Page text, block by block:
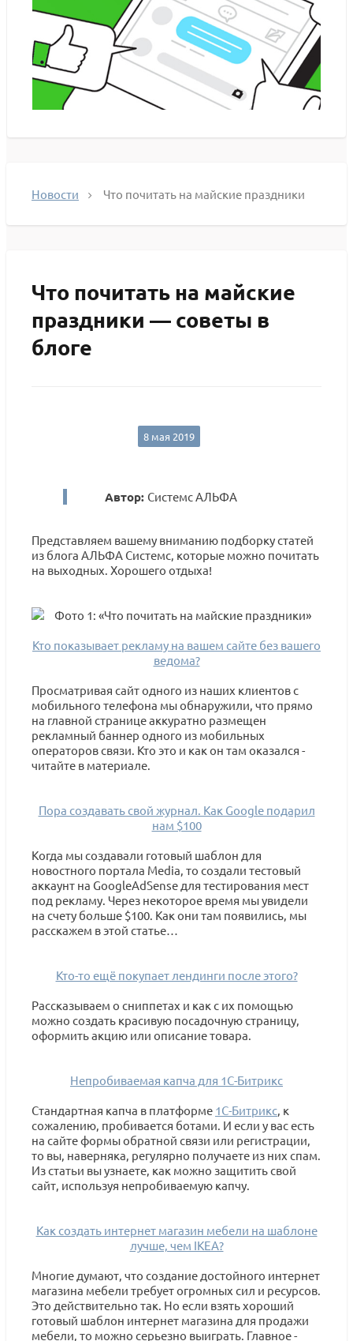
Новости Что почитать на майские праздники
Что почитать на майские
праздники — советы в
блоге
8 мая 2019
Автор: Системс АЛЬФА
Представляем вашему вниманию подборку статей
из блога АЛЬФА Системс, которые можно почитать
на выходных. Хорошего отдыха!
Кто показывает рекламу на вашем сайте без вашего
ведома?
Просматривая сайт одного из наших клиентов с
мобильного телефона мы обнаружили, что прямо
на главной странице аккуратно размещен
рекламный баннер одного из мобильных
операторов связи. Кто это и как он там оказался -
читайте в материале.
Пора создавать свой журнал. Как Google подарил
нам $100
Когда мы создавали готовый шаблон для
новостного портала Media, то создали тестовый
аккаунт на GoogleAdSense для тестирования мест
под рекламу. Через некоторое время мы увидели
на счету больше $100. Как они там появились, мы
расскажем в этой статье…
Кто-то ещё покупает лендинги после этого?
Рассказываем о сниппетах и как с их помощью
можно создать красивую посадочную страницу,
оформить акцию или описание товара.
Непробиваемая капча для 1С-Битрикс
Стандартная капча в платформе 1С-Битрикс, к
сожалению, пробивается ботами. И если у вас есть
на сайте формы обратной связи или регистрации,
то вы, наверняка, регулярно получаете из них спам.
Из статьи вы узнаете, как можно защитить свой
сайт, используя непробиваемую капчу.
Как создать интернет магазин мебели на шаблоне
лучше, чем IKEA?
Многие думают, что создание достойного интернет
магазина мебели требует огромных сил и ресурсов.
Это действительно так. Но если взять хороший
готовый шаблон интернет магазина для продажи
мебели, то можно серьезно выиграть. Главное -